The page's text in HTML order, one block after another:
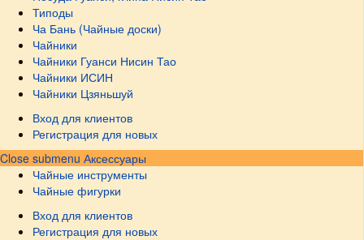
Типоды
Ча Бань (Чайные доски)
Чайники
Чайники Гуанси Нисин Тао
Чайники ИСИН
Чайники Цзяньшуй
Вход для клиентов
Регистрация для новых
Close submenu Аксессуары
Чайные инструменты
Чайные фигурки
Вход для клиентов
Регистрация для новых